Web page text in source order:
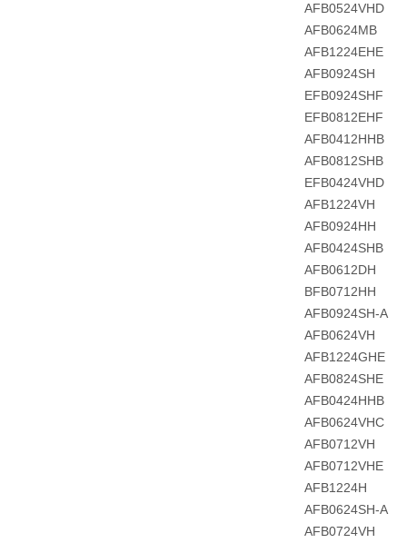
AFB0524VHD
AFB0624MB
AFB1224EHE
AFB0924SH
EFB0924SHF
EFB0812EHF
AFB0412HHB
AFB0812SHB
EFB0424VHD
AFB1224VH
AFB0924HH
AFB0424SHB
AFB0612DH
BFB0712HH
AFB0924SH-A
AFB0624VH
AFB1224GHE
AFB0824SHE
AFB0424HHB
AFB0624VHC
AFB0712VH
AFB0712VHE
AFB1224H
AFB0624SH-A
AFB0724VH